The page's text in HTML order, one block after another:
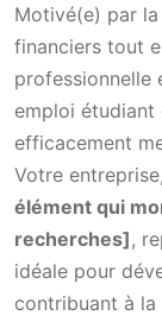
Motivé(e) par
financiers tout
professionnelle
emploi
efficacement
Votre
élément qui
recherches] ,
idéale pour
contribuant à